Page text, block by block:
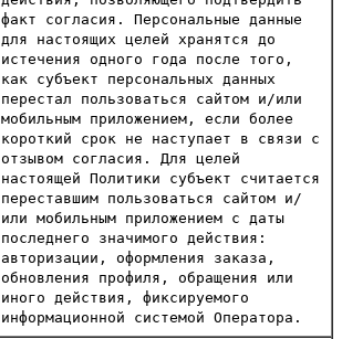
факт согласия. Персональные данные
для настоящих целей хранятся до
истечения одного года после того,
как субъект персональных данных
перестал пользоваться сайтом и/или
мобильным приложением, если более
короткий срок не наступает в связи с
отзывом согласия. Для целей
настоящей Политики субъект считается
переставшим пользоваться сайтом и/
или мобильным приложением с даты
последнего значимого действия:
авторизации, оформления заказа,
обновления профиля, обращения или
иного действия, фиксируемого
информационной системой Оператора.